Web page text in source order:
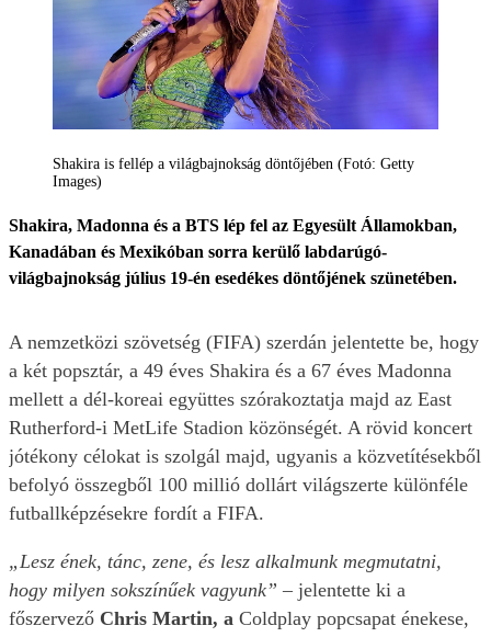
Shakira is fellép a világbajnokság döntőjében (Fotó: Getty
Images)
Shakira, Madonna és a BTS lép fel az Egyesült Államokban,
Kanadában és Mexikóban sorra kerülő labdarúgó-
világbajnokság július 19-én esedékes döntőjének szünetében.
A nemzetközi szövetség (FIFA) szerdán jelentette be, hogy
a két popsztár, a 49 éves Shakira és a 67 éves Madonna
mellett a dél-koreai együttes szórakoztatja majd az East
Rutherford-i MetLife Stadion közönségét. A rövid koncert
jótékony célokat is szolgál majd, ugyanis a közvetítésekből
befolyó összegből 100 millió dollárt világszerte különféle
futballképzésekre fordít a FIFA.
„Lesz ének, tánc, zene, és lesz alkalmunk megmutatni,
hogy milyen sokszínűek vagyunk” – jelentette ki a
főszervező Chris Martin, a Coldplay popcsapat énekese,